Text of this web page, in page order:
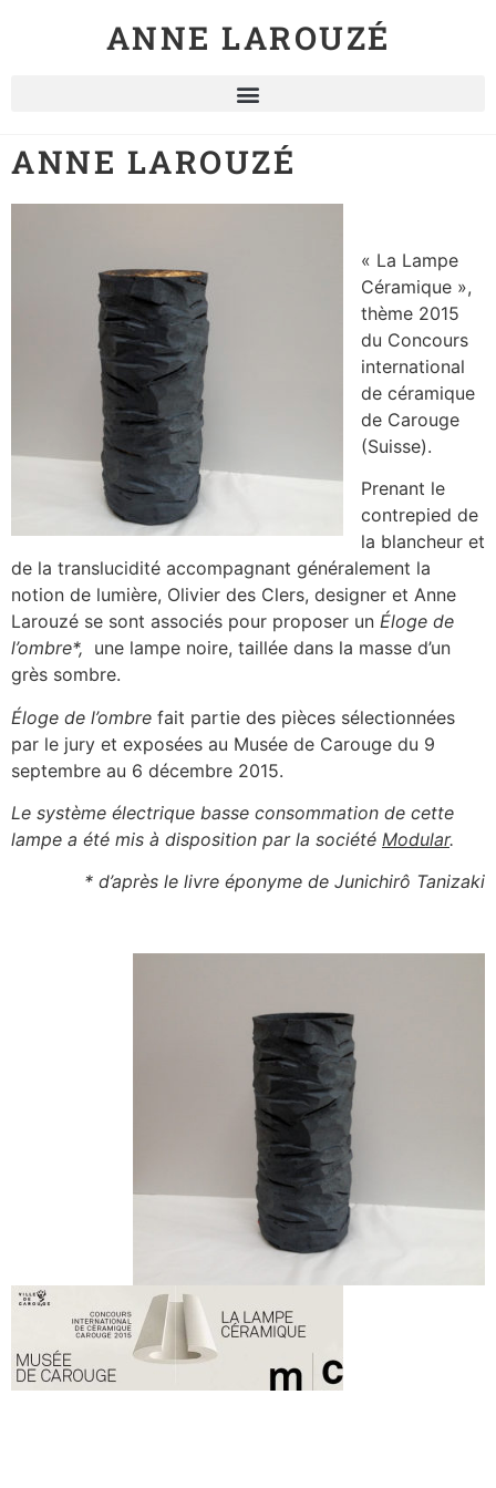
ANNE LAROUZÉ
ANNE LAROUZÉ
« La Lampe
Céramique »,
thème 2015
du Concours
international
de céramique
de Carouge
(Suisse).
Prenant le
contrepied de
la blancheur et
de la translucidité accompagnant généralement la
notion de lumière, Olivier des Clers, designer et Anne
Larouzé se sont associés pour proposer un Éloge de
l’ombre*, une lampe noire, taillée dans la masse d’un
grès sombre.
Éloge de l’ombre fait partie des pièces sélectionnées
par le jury et exposées au Musée de Carouge du 9
septembre au 6 décembre 2015.
Le système électrique basse consommation de cette
lampe a été mis à disposition par la société Modular.
* d’après le livre éponyme de Junichirô Tanizaki